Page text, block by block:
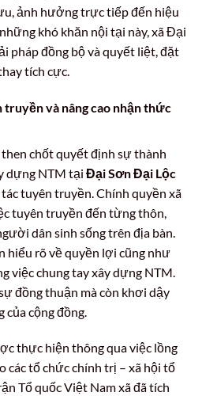
ảnh hưởng trực tiếp đến hiệu
khó khăn nội tại này, xã Đại
pháp đồng bộ và quyết liệt, đặt
tích cực.
và nâng cao nhận thức
chốt quyết định sự thành
dựng NTM tại Đại Sơn Đại Lộc
tuyên truyền. Chính quyền xã
tuyên truyền đến từng thôn,
dân sinh sống trên địa bàn.
hiểu rõ về quyền lợi cũng như
việc chung tay xây dựng NTM.
đồng thuận mà còn khơi dậy
cộng đồng.
thực hiện thông qua việc lồng
các tổ chức chính trị – xã hội tổ
Tổ quốc Việt Nam xã đã tích